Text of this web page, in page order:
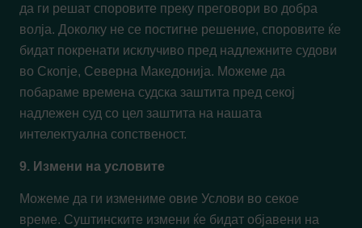
да ги решат споровите преку преговори во добра
волја. Доколку не се постигне решение, споровите ќе
бидат покренати исклучиво пред надлежните судови
во Скопје, Северна Македонија. Можеме да
побараме времена судска заштита пред секој
надлежен суд со цел заштита на нашата
интелектуална сопственост.
9. Измени на условите
Можеме да ги измениме овие Услови во секое
време. Суштинските измени ќе бидат објавени на